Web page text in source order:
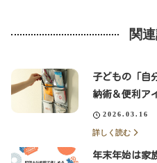
関
子どもの「自
納術＆便利ア
2026.03.16
詳しく読む
年末年始は家